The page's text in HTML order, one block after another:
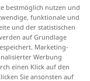
antippen)
bestmöglich nutzen und
funktionale und
und der statistischen
auf Grundlage
Marketing-
Werbung
einen Klick auf den
Sie ansonsten auf